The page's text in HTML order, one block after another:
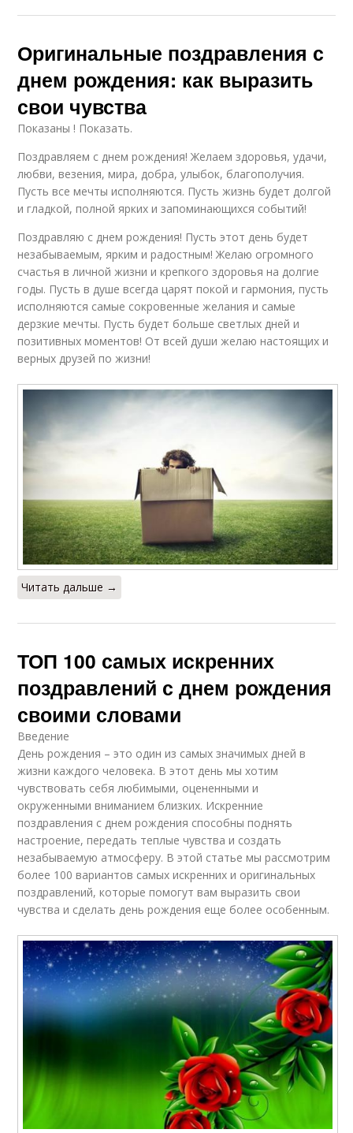
Оригинальные поздравления с
днем рождения: как выразить
свои чувства
Показаны ! Показать.
Поздравляем с днем рождения! Желаем здоровья, удачи,
любви, везения, мира, добра, улыбок, благополучия.
Пусть все мечты исполняются. Пусть жизнь будет долгой
и гладкой, полной ярких и запоминающихся событий!
Поздравляю с днем рождения! Пусть этот день будет
незабываемым, ярким и радостным! Желаю огромного
счастья в личной жизни и крепкого здоровья на долгие
годы. Пусть в душе всегда царят покой и гармония, пусть
исполняются самые сокровенные желания и самые
дерзкие мечты. Пусть будет больше светлых дней и
позитивных моментов! От всей души желаю настоящих и
верных друзей по жизни!
Читать дальше →
ТОП 100 самых искренних
поздравлений с днем рождения
своими словами
Введение
День рождения – это один из самых значимых дней в
жизни каждого человека. В этот день мы хотим
чувствовать себя любимыми, оцененными и
окруженными вниманием близких. Искренние
поздравления с днем рождения способны поднять
настроение, передать теплые чувства и создать
незабываемую атмосферу. В этой статье мы рассмотрим
более 100 вариантов самых искренних и оригинальных
поздравлений, которые помогут вам выразить свои
чувства и сделать день рождения еще более особенным.